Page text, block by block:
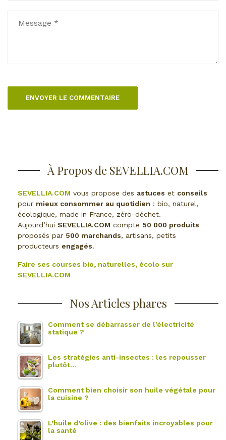
À Propos de SEVELLIA.COM
SEVELLIA.COM vous propose des astuces et conseils
pour mieux consommer au quotidien : bio, naturel,
écologique, made in France, zéro-déchet.
Aujourd’hui SEVELLIA.COM compte 50 000 produits
proposés par 500 marchands, artisans, petits
producteurs engagés.
Faire ses courses bio, naturelles, écolo sur
SEVELLIA.COM
Nos Articles phares
Comment se débarrasser de l’électricité
statique ?
Les stratégies anti-insectes : les repousser
plutôt…
Comment bien choisir son huile végétale pour
la cuisine ?
L’huile d’olive : des bienfaits incroyables pour
la santé